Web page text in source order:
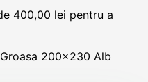
400,00 lei pentru a
200x230 Alb